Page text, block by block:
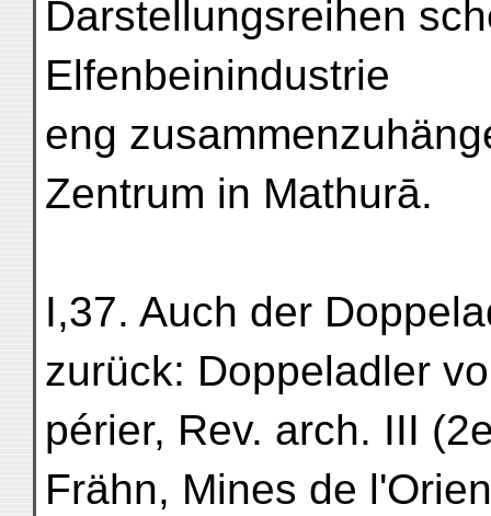
Darstellungsreihen
Elfenbeinindustrie
eng
Zentrum in Mathurā.
I,37. Auch der
zurück: Doppeladler
périer, Rev. arch. III
Frähn, Mines de